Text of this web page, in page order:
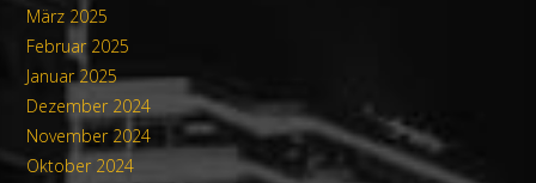
März 2025
Februar 2025
Januar 2025
Dezember 2024
November 2024
Oktober 2024